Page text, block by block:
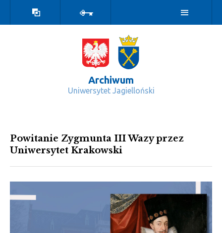
kontrastowa
Archiwum
Uniwersytet Jagielloński
Powitanie Zygmunta III Wazy przez
Uniwersytet Krakowski